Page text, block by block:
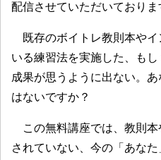
配信させていただいておりま
既存のボイトレ教則本や
いる練習法を実施した、もし
成果が思うように出ない。
はないですか？
この無料講座では、教則
されていない、今の「あな